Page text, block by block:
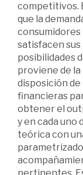
competitivos.
que la
consumidores
satisfacen
posibilidades
proviene de
disposición de
financieras
obtener el
y en cada uno
teórica con